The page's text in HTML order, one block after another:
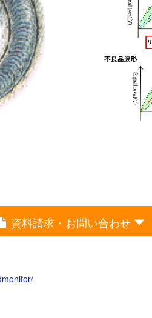
資料請求・お問い合わせ